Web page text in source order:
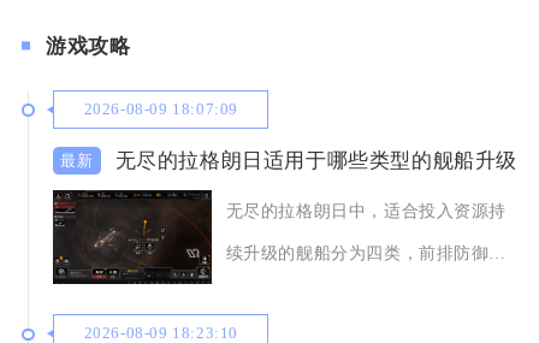
游戏攻略
2026-08-09 18:07:09
无尽的拉格朗日适用于哪些类型的舰船升级
无尽的拉格朗日中，适合投入资源持
续升级的舰船分为四类，前排防御承
2026-08-09 18:23:10